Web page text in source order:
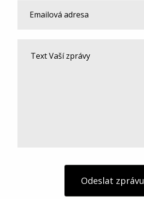
Odeslat zprávu